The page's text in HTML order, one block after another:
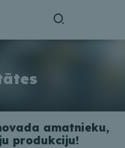
amatnieku,
produkciju!